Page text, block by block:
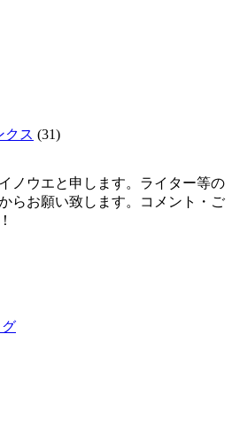
クス (31)
ノウエと申します。ライター等の
らお願い致します。コメント・ご